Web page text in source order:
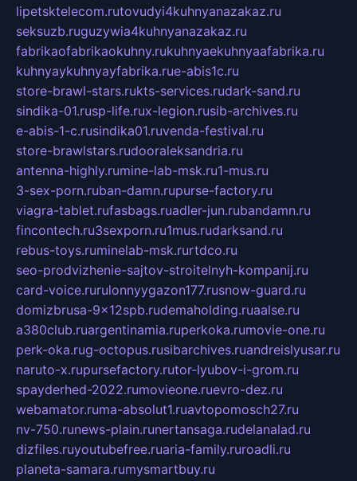
lipetsktelecom.rutovudyi4kuhnyanazakaz.ru
seksuzb.ruguzywia4kuhnyanazakaz.ru
fabrikaofabrikaokuhny.rukuhnyaekuhnyaafabrika.ru
kuhnyaykuhnyayfabrika.rue-abis1c.ru
store-brawl-stars.rukts-services.rudark-sand.ru
sindika-01.rusp-life.rux-legion.rusib-archives.ru
e-abis-1-c.rusindika01.ruvenda-festival.ru
store-brawlstars.rudooraleksandria.ru
antenna-highly.rumine-lab-msk.ru1-mus.ru
3-sex-porn.ruban-damn.rupurse-factory.ru
viagra-tablet.rufasbags.ruadler-jun.rubandamn.ru
fincontech.ru3sexporn.ru1mus.rudarksand.ru
rebus-toys.ruminelab-msk.rurtdco.ru
seo-prodvizhenie-sajtov-stroitelnyh-kompanij.ru
card-voice.rurulonnyygazon177.rusnow-guard.ru
domizbrusa-9x12spb.rudemaholding.ruaalse.ru
a380club.ruargentinamia.ruperkoka.rumovie-one.ru
perk-oka.rug-octopus.rusibarchives.ruandreislyusar.ru
naruto-x.rupursefactory.rutor-lyubov-i-grom.ru
spayderhed-2022.rumovieone.ruevro-dez.ru
webamator.ruma-absolut1.ruavtopomosch27.ru
nv-750.runews-plain.runertansaga.rudelanalad.ru
dizfiles.ruyoutubefree.ruaria-family.ruroadli.ru
planeta-samara.rumysmartbuy.ru